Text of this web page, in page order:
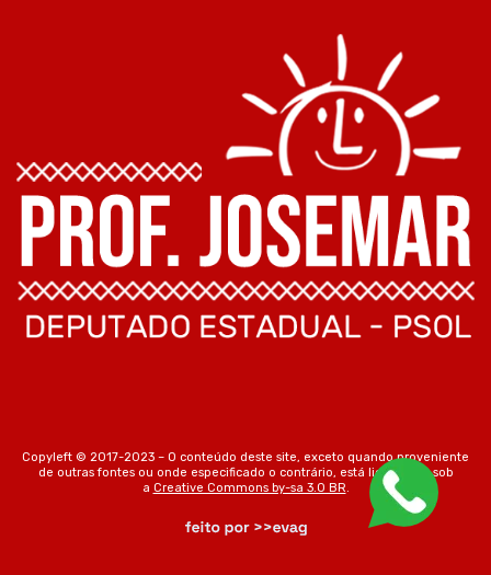
Copyleft © 2017-2023 – O conteúdo deste site, exceto quando proveniente
de outras fontes ou onde especificado o contrário, está licenciado sob
a Creative Commons by-sa 3.0 BR.